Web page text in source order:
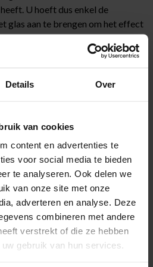
Details Over
van cookies
content en advertenties te
voor social media te bieden
te analyseren. Ook delen we
van onze site met onze
adverteren en analyse. Deze
combineren met andere
verstrekt of die ze hebben
gebruik van hun services.
U hoeft dus enkel de
glas aan te brengen om het effect
De zandstraal techniek wordt
vaak toegepast. Zandstraalfolie is
gematteerde effect van raamfolie
deze gezandstraalde folie op
aan de binnenzijde van HR
aangebracht mag worden, zonder
breuk in het HR glas.
voordelen van
een rij van zandstraalfolie: